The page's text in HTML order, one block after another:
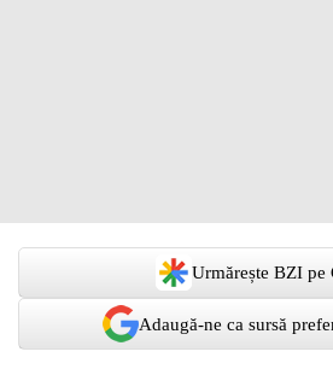
Urmărește BZI pe
Adaugă-ne ca sursă